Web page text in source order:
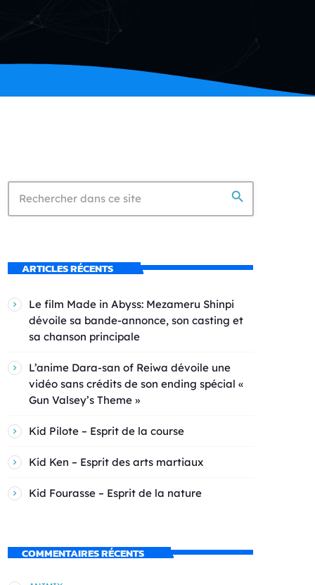
search
ARTICLES RÉCENTS
Le film Made in Abyss: Mezameru Shinpi
dévoile sa bande-annonce, son casting et
sa chanson principale
L’anime Dara-san of Reiwa dévoile une
vidéo sans crédits de son ending spécial «
Gun Valsey’s Theme »
Kid Pilote – Esprit de la course
Kid Ken – Esprit des arts martiaux
Kid Fourasse – Esprit de la nature
COMMENTAIRES RÉCENTS